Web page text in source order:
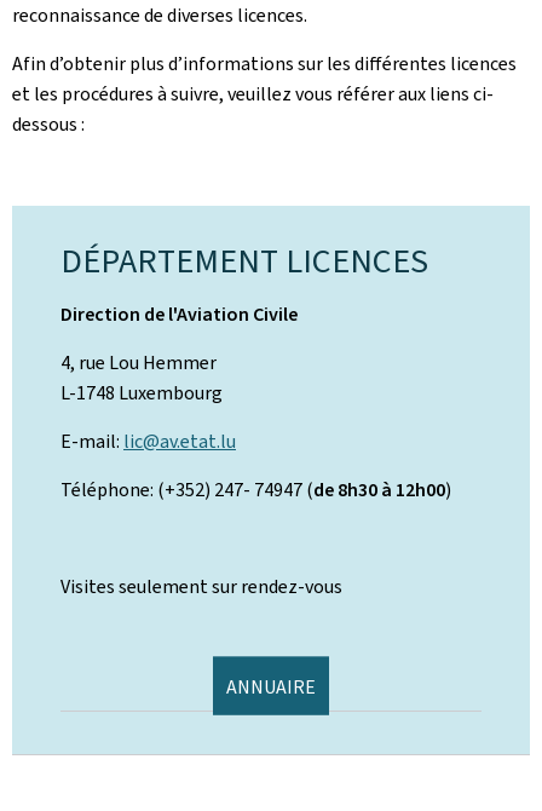
reconnaissance de diverses licences.
Afin d’obtenir plus d’informations sur les différentes licences
et les procédures à suivre, veuillez vous référer aux liens ci-
dessous :
DÉPARTEMENT LICENCES
Direction de l'Aviation Civile
4, rue Lou Hemmer
L-1748 Luxembourg
E-mail: lic@av.etat.lu
Téléphone: (+352) 247- 74947 (de 8h30 à 12h00)
Visites seulement sur rendez-vous
ANNUAIRE